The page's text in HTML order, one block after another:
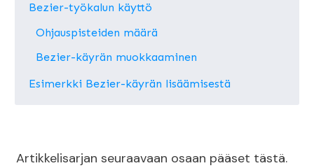
Bezier-työkalun käyttö
Ohjauspisteiden määrä
Bezier-käyrän muokkaaminen
Esimerkki Bezier-käyrän lisäämisestä
Artikkelisarjan seuraavaan osaan pääset tästä.